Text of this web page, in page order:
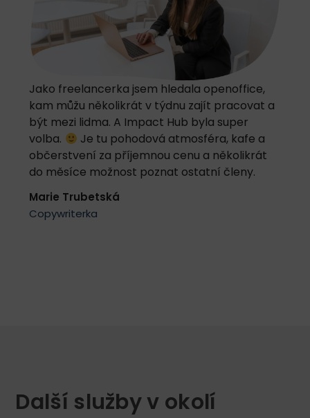
Jako freelancerka jsem hledala openoffice,
kam můžu několikrát v týdnu zajít pracovat a
být mezi lidma. A Impact Hub byla super
volba.
Je tu pohodová atmosféra, kafe a
občerstvení za příjemnou cenu a několikrát
do měsíce možnost poznat ostatní členy.
Marie Trubetská
Copywriterka
Další služby v okolí